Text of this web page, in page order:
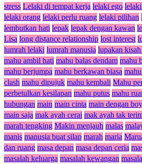
stress Lelaki di tempat kerja lelaki ego
lelaki orang lelaki perlu ruang lelaki pilihan
lembutkan hati lepak lepak dengan kawan
Lisa long distance relationship lost interest
lumrah lelaki lumrah manusia lupakan kisah
mahu ambil hati mahu balas dendam mahu
mahu berjumpa mahu berkawan biasa
clash mahu dipujuk mahu kembali Mahu
perbetulkan kesilapan mahu putus mahu
hubungan main main cinta main dengan
main saja mak ayah cerai mak ayah tak
marah tengking Makin menjauh malas
manis manusia buat silap marah maria
dan ruang masa depan masa depan ceria
masalah keluarga masalah kewangan